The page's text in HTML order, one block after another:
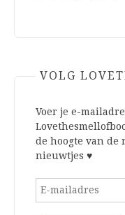
VOLG
Voer je e-
de hoogte van de
nieuwtjes ♥
E-
mailadres